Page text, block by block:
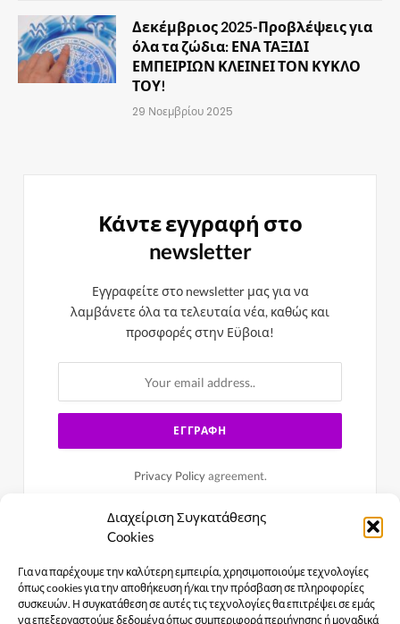
Διαχείριση Συγκατάθεσης
Cookies
Για να παρέχουμε την καλύτερη εμπειρία, χρησιμοποιούμε τεχνολογίες
όπως cookies για την αποθήκευση ή/και την πρόσβαση σε πληροφορίες
συσκευών. Η συγκατάθεση σε αυτές τις τεχνολογίες θα επιτρέψει σε εμάς
να επεξεργαστούμε δεδομένα όπως συμπεριφορά περιήγησης ή μοναδικά
Δεκέμβριος 2025-Προβλέψεις για
όλα τα ζώδια: ΕΝΑ ΤΑΞΙΔΙ
ΕΜΠΕΙΡΙΩΝ ΚΛΕΙΝΕΙ ΤΟΝ ΚΥΚΛΟ
ΤΟΥ!
29 Νοεμβρίου 2025
Κάντε εγγραφή στο
newsletter
Εγγραφείτε στο newsletter μας για να
λαμβάνετε όλα τα τελευταία νέα, καθώς και
προσφορές στην Εϋβοια!
Privacy Policyagreement.